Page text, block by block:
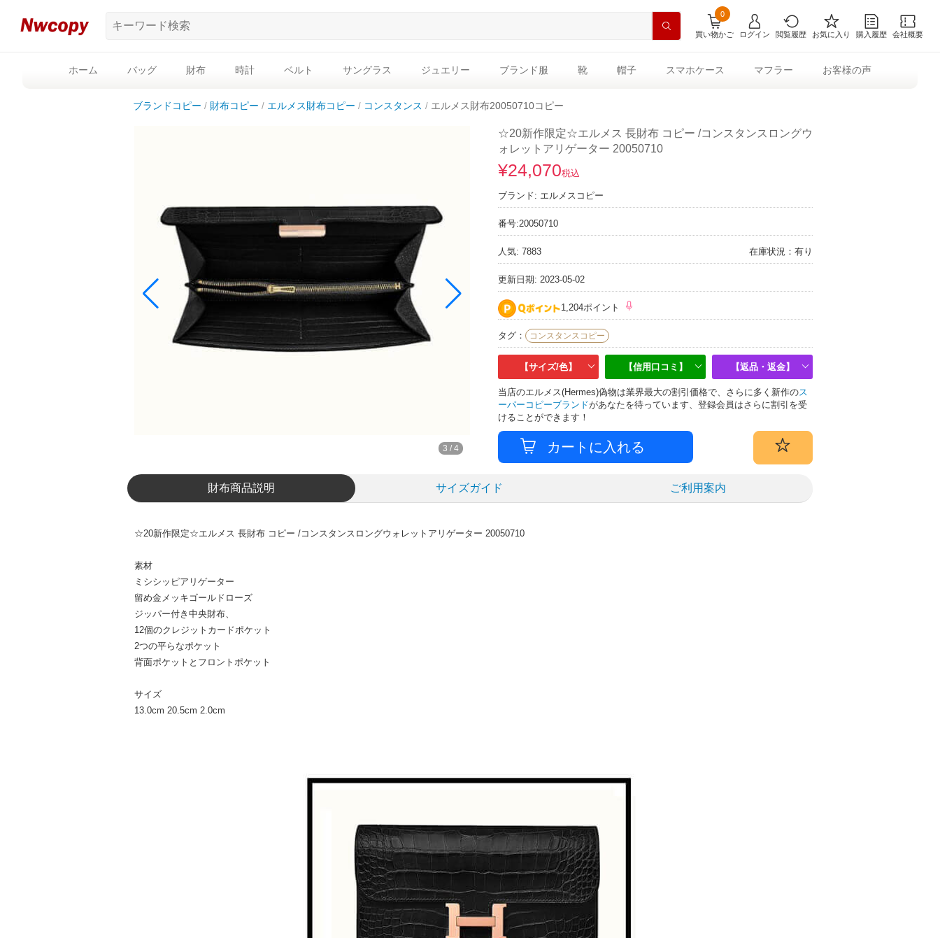
買い物かご
0
ログイン 閲覧履歴 お気に入り 購入履歴 会社概要
ホーム バッグ 財布 時計 ベルト サングラス ジュエリー ブランド服 靴 帽子 スマホケース マフラー お客様の声
ブランドコピー 財布コピー エルメス財布コピー コンスタンス エルメス財布20050710コピー
3 / 4
☆20新作限定☆エルメス 長財布 コピー /コンスタンスロングウ
ォレットアリゲーター 20050710
¥24,070税込
ブランド: エルメスコピー
番号:20050710
人気: 7883 在庫状況：有り
更新日期: 2023-05-02
1,204ポイント
タグ： コンスタンスコピー
【サイズ/色】 【信用口コミ】 【返品・返金】
当店のエルメス(Hermes)偽物は業界最大の割引価格で、さらに多く新作のス
ーパーコピーブランドがあなたを待っています、登録会員はさらに割引を受
けることができます！
財布商品説明 サイズガイド ご利用案内
☆20新作限定☆エルメス 長財布 コピー /コンスタンスロングウォレットアリゲーター 20050710
素材
ミシシッピアリゲーター
留め金メッキゴールドローズ
ジッパー付き中央財布、
12個のクレジットカードポケット
2つの平らなポケット
背面ポケットとフロントポケット
サイズ
13.0cm 20.5cm 2.0cm